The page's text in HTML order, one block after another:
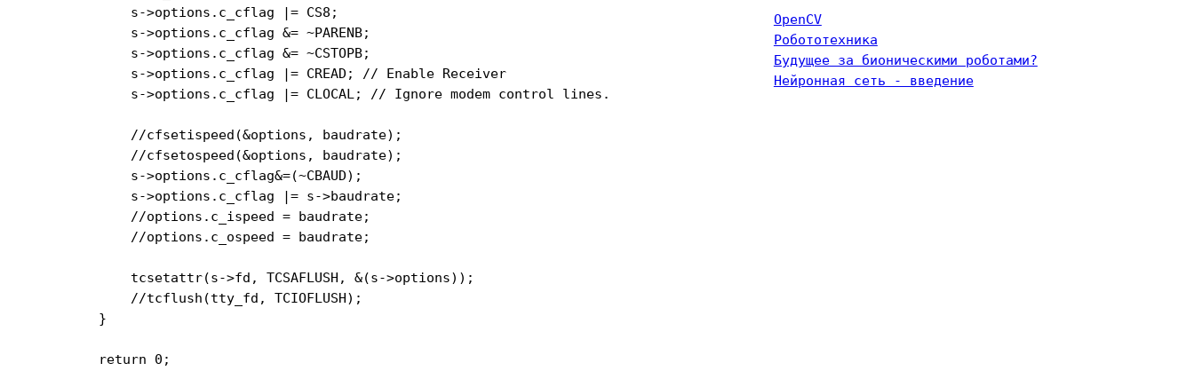
        s->options.c_cflag |= CS8;
        s->options.c_cflag &= ~PARENB;
        s->options.c_cflag &= ~CSTOPB;
        s->options.c_cflag |= CREAD; // Enable Receiver
        s->options.c_cflag |= CLOCAL; // Ignore modem control lines.
        //cfsetispeed(&options, baudrate);
        //cfsetospeed(&options, baudrate);
        s->options.c_cflag&=(~CBAUD);
        s->options.c_cflag |= s->baudrate;
        //options.c_ispeed = baudrate;
        //options.c_ospeed = baudrate;
        tcsetattr(s->fd, TCSAFLUSH, &(s->options));
        //tcflush(tty_fd, TCIOFLUSH);
    }
    return 0;
OpenCV
Робототехника
Будущее за бионическими роботами?
Нейронная сеть - введение